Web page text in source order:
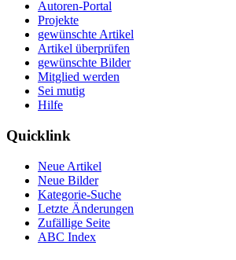
Autoren-Portal
Projekte
gewünschte Artikel
Artikel überprüfen
gewünschte Bilder
Mitglied werden
Sei mutig
Hilfe
Quicklink
Neue Artikel
Neue Bilder
Kategorie-Suche
Letzte Änderungen
Zufällige Seite
ABC Index